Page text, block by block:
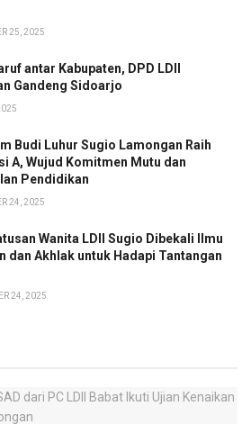
25, 2025
antar Kabupaten, DPD LDII
Gandeng Sidoarjo
Budi Luhur Sugio Lamongan Raih
A, Wujud Komitmen Mutu dan
Pendidikan
24, 2025
Wanita LDII Sugio Dibekali Ilmu
dan Akhlak untuk Hadapi Tantangan
24, 2025